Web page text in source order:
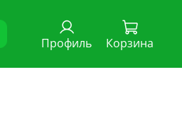
Профиль Корзина